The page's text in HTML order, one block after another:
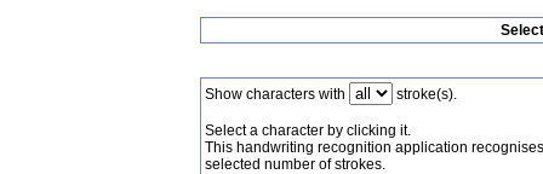
Show characters with stroke(s).
Select a character by clicking it.
This handwriting recognition application
selected number of strokes.